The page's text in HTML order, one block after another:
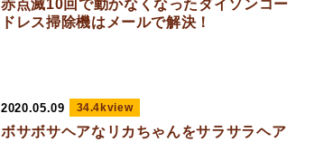
赤点滅10回で動かなくなったダイソンコー
ドレス掃除機はメールで解決！
2020.05.09 34.4kview
ボサボサヘアなリカちゃんをサラサラヘア